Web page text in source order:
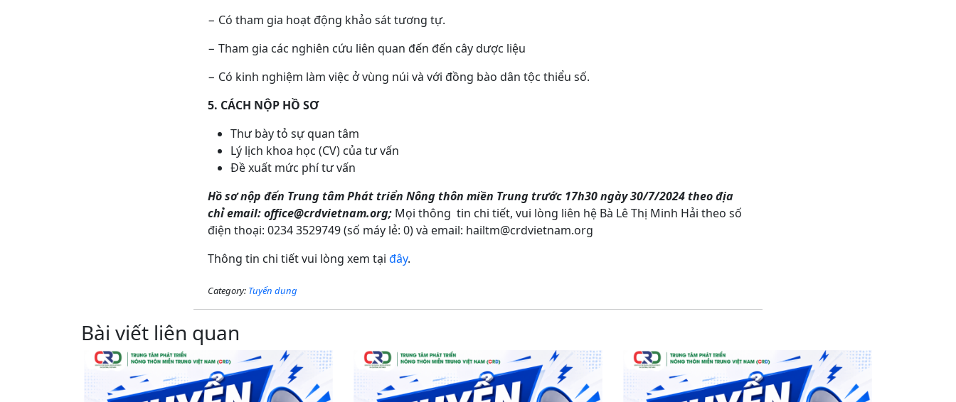
− Có tham gia hoạt động khảo sát tương tự.
− Tham gia các nghiên cứu liên quan đến đến cây dược liệu
− Có kinh nghiệm làm việc ở vùng núi và với đồng bào dân tộc thiểu số.
5. CÁCH NỘP HỒ SƠ
Thư bày tỏ sự quan tâm
Lý lịch khoa học (CV) của tư vấn
Đề xuất mức phí tư vấn
Hồ sơ nộp đến Trung tâm Phát triển Nông thôn miền Trung trước 17h30 ngày30/7/2024 theo địa
chỉ email: office@crdvietnam.org; Mọi thông tin chi tiết, vui lòng liên hệ Bà Lê Thị Minh Hải theo số
điện thoại: 0234 3529749 (số máy lẻ: 0) và email: hailtm@crdvietnam.org
Thông tin chi tiết vui lòng xem tại đây.
Category: Tuyển dụng
Bài viết liên quan